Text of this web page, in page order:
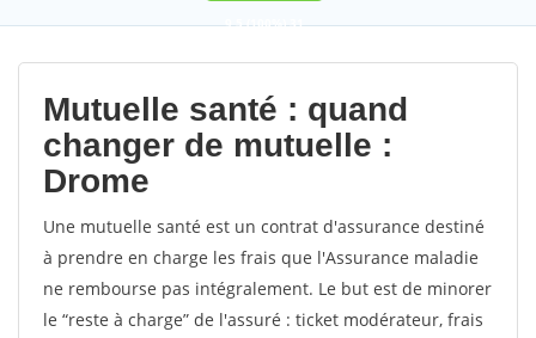
9,5(100%)31
votes
Mutuelle santé : quand
changer de mutuelle :
Drome
Une mutuelle santé est un contrat d'assurance destiné
à prendre en charge les frais que l'Assurance maladie
ne rembourse pas intégralement. Le but est de minorer
le “reste à charge” de l'assuré : ticket modérateur, frais